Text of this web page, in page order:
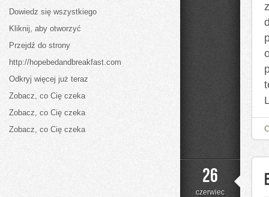
26
czerwiec
Dowiedz się wszystkiego
Kliknij, aby otworzyć
Przejdź do strony
http://hopebedandbreakfast.com
Odkryj więcej już teraz
Zobacz, co Cię czeka
Zobacz, co Cię czeka
Zobacz, co Cię czeka